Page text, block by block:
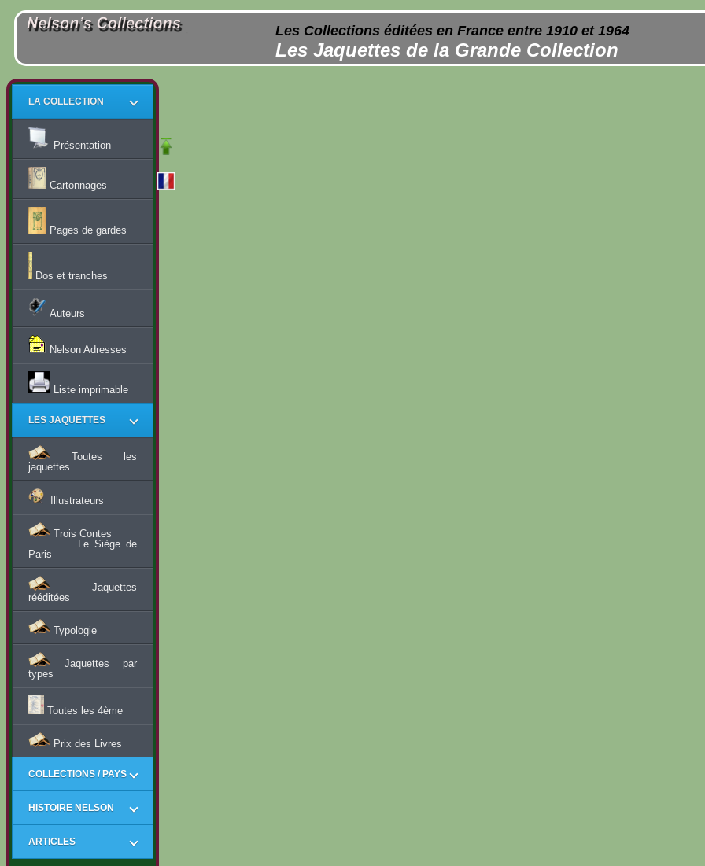
Les Collections éditées en France entre 1910 et 1964
Les Jaquettes de la Grande Collection
LA COLLECTION
Présentation
Cartonnages
Pages de gardes
Dos et tranches
Auteurs
Nelson Adresses
Liste imprimable
LES JAQUETTES
Toutes les
jaquettes
Illustrateurs
Trois Contes
Le Siège de
Paris
Jaquettes
rééditées
Typologie
Jaquettes par
types
Toutes les 4ème
Prix des Livres
COLLECTIONS / PAYS
HISTOIRE NELSON
ARTICLES